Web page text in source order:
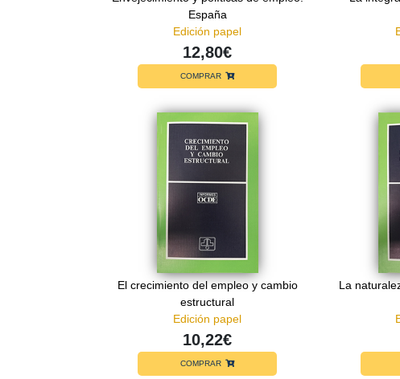
España
Edición papel
12,80€
COMPRAR
El crecimiento del empleo y cambio
estructural
Edición papel
10,22€
COMPRAR
La